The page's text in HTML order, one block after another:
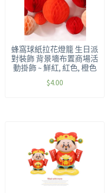
蜂窩球紙拉花燈籠 生日派
對裝飾 背景墻布置商場活
動掛飾 ~ 鮮紅, 紅色, 橙色
$4.00